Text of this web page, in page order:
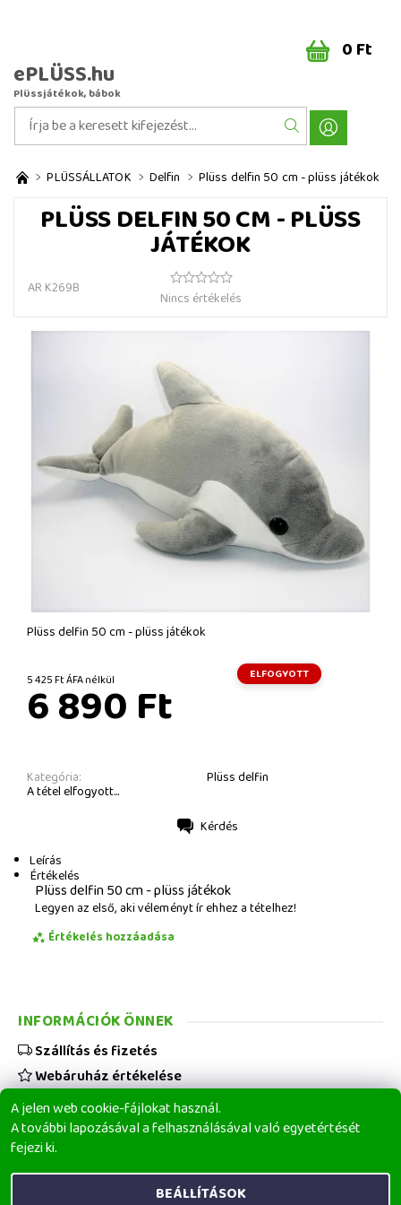
ePLÜSS.hu
Plüssjátékok, bábok
0 Ft
PLÜSSÁLLATOK Delfin Plüss delfin 50 cm - plüss játékok
PLÜSS DELFIN 50 CM - PLÜSS
JÁTÉKOK
AR K269B
Nincs értékelés
Plüss delfin 50 cm - plüss játékok
5 425 Ft ÁFA nélkül ELFOGYOTT
6 890 Ft
Kategória: Plüss delfin
A tétel elfogyott...
Kérdés
Leírás
Értékelés
Plüss delfin 50 cm - plüss játékok
Legyen az első, aki véleményt ír ehhez a tételhez!
Értékelés hozzáadása
A jelen web cookie-fájlokat használ.
A további lapozásával a felhasználásával való egyetértését
fejezi ki.
BEÁLLÍTÁSOK
INFORMÁCIÓK ÖNNEK
Szállítás és fizetés
Webáruház értékelése
Viszonteladóknak
Üzleti feltételek
Elérhetőségeink